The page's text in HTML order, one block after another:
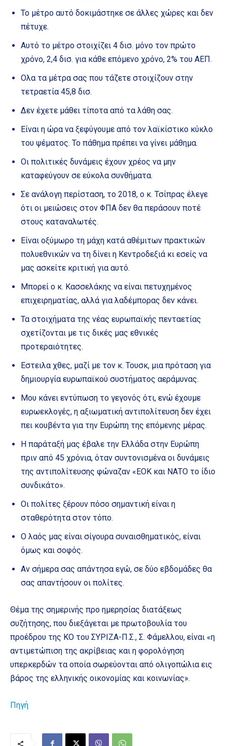
Το μέτρο αυτό δοκιμάστηκε σε άλλες χώρες και δεν
πέτυχε.
Αυτό το μέτρο στοιχίζει 4 δισ. μόνο τον πρώτο
χρόνο, 2,4 δισ. για κάθε επόμενο χρόνο, 2% του ΑΕΠ.
Ολα τα μέτρα σας που τάζετε στοιχίζουν στην
τετραετία 45,8 δισ.
Δεν έχετε μάθει τίποτα από τα λάθη σας.
Είναι η ώρα να ξεφύγουμε από τον λαϊκίστικο κύκλο
του ψέματος. Το πάθημα πρέπει να γίνει μάθημα.
Οι πολιτικές δυνάμεις έχουν χρέος να μην
καταφεύγουν σε εύκολα συνθήματα.
Σε ανάλογη περίσταση, το 2018, ο κ. Τσίπρας έλεγε
ότι οι μειώσεις στον ΦΠΑ δεν θα περάσουν ποτέ
στους καταναλωτές.
Είναι οξύμωρο τη μάχη κατά αθέμιτων πρακτικών
πολυεθνικών να τη δίνει η Κεντροδεξιά κι εσείς να
μας ασκείτε κριτική για αυτό.
Μπορεί ο κ. Κασσελάκης να είναι πετυχημένος
επιχειρηματίας, αλλά για λαδέμπορας δεν κάνει.
Τα στοιχήματα της νέας ευρωπαϊκής πενταετίας
σχετίζονται με τις δικές μας εθνικές
προτεραιότητες.
Εστειλα χθες, μαζί με τον κ. Τουσκ, μια πρόταση για
δημιουργία ευρωπαϊκού συστήματος αεράμυνας.
Μου κάνει εντύπωση το γεγονός ότι, ενώ έχουμε
ευρωεκλογές, η αξιωματική αντιπολίτευση δεν έχει
πει κουβέντα για την Ευρώπη της επόμενης μέρας.
Η παράταξή μας έβαλε την Ελλάδα στην Ευρώπη
πριν από 45 χρόνια, όταν συντονισμένα οι δυνάμεις
της αντιπολίτευσης φώναζαν «ΕΟΚ και ΝΑΤΟ το ίδιο
συνδικάτο».
Οι πολίτες ξέρουν πόσο σημαντική είναι η
σταθερότητα στον τόπο.
Ο λαός μας είναι σίγουρα συναισθηματικός, είναι
όμως και σοφός.
Αν σήμερα σας απάντησα εγώ, σε δύο εβδομάδες θα
σας απαντήσουν οι πολίτες.
Θέμα της σημερινής προ ημερησίας διατάξεως
συζήτησης, που διεξάγεται με πρωτοβουλία του
προέδρου της ΚΟ του ΣΥΡΙΖΑ-Π.Σ., Σ. Φάμελλου, είναι «η
αντιμετώπιση της ακρίβειας και η φορολόγηση
υπερκερδών τα οποία σωρεύονται από ολιγοπώλια εις
βάρος της ελληνικής οικονομίας και κοινωνίας».
Πηγή